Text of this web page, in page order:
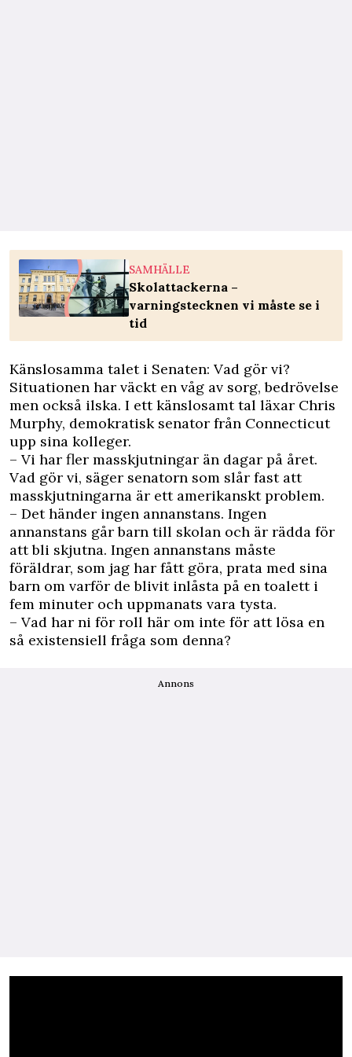
SAMHÄLLE
Skolattackerna –
varningstecknen vi måste se i
tid
Känslosamma talet i Senaten: Vad gör vi?
Situationen har väckt en våg av sorg, bedrövelse
men också ilska. I ett känslosamt tal läxar Chris
Murphy, demokratisk senator från Connecticut
upp sina kolleger.
– Vi har fler masskjutningar än dagar på året.
Vad gör vi, säger senatorn som slår fast att
masskjutningarna är ett amerikanskt problem.
– Det händer ingen annanstans. Ingen
annanstans går barn till skolan och är rädda för
att bli skjutna. Ingen annanstans måste
föräldrar, som jag har fått göra, prata med sina
barn om varför de blivit inlåsta på en toalett i
fem minuter och uppmanats vara tysta.
– Vad har ni för roll här om inte för att lösa en
så existensiell fråga som denna?
Annons